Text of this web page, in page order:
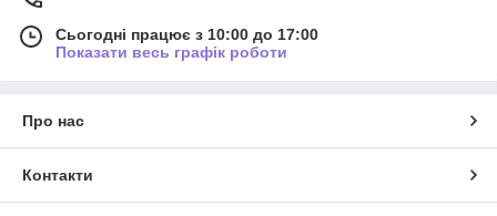
Сьогодні працює з 10:00 до 17:00
Показати весь графік роботи
Про нас
Контакти